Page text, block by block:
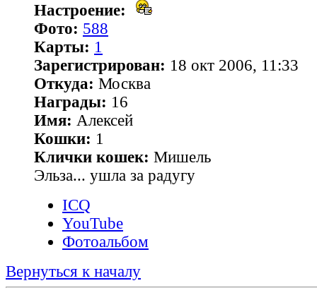
Настроение:
Фото: 588
Карты: 1
Зарегистрирован: 18 окт 2006, 11:33
Откуда: Москва
Награды: 16
Имя: Алексей
Кошки: 1
Клички кошек: Мишель
Эльза... ушла за радугу
ICQ
YouTube
Фотоальбом
Вернуться к началу